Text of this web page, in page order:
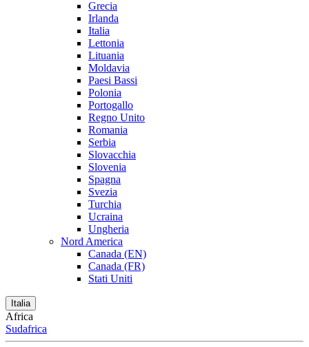
Grecia
Irlanda
Italia
Lettonia
Lituania
Moldavia
Paesi Bassi
Polonia
Portogallo
Regno Unito
Romania
Serbia
Slovacchia
Slovenia
Spagna
Svezia
Turchia
Ucraina
Ungheria
Nord America
Canada (EN)
Canada (FR)
Stati Uniti
Italia
Africa
Sudafrica